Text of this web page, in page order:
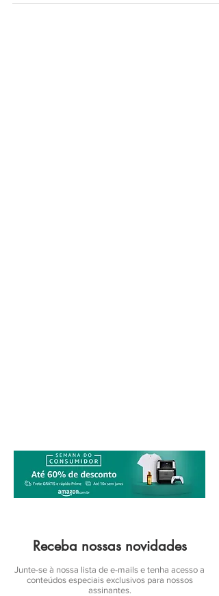
Receba nossas novidades
Junte-se à nossa lista de e-mails e tenha acesso a
conteúdos especiais exclusivos para nossos
assinantes.